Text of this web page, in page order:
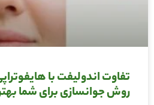
تفاوت اندولیفت با
روش جوانسازی برای شما